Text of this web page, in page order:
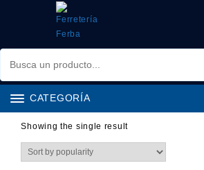
CATEGORÍA
Showing the single result